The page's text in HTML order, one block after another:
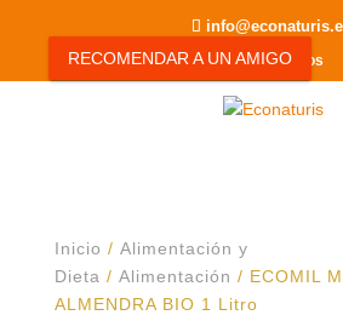
RECOMENDAR A UN AMIGO
0 elementos
Inicio / Alimentación y
Dieta / Alimentación / ECOMIL
ALMENDRA BIO 1 Litro